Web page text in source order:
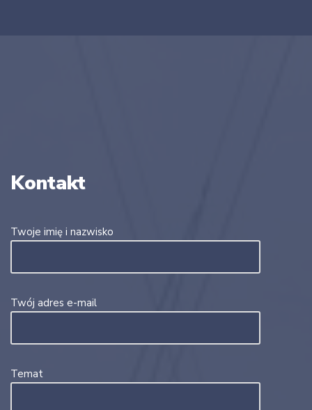
Kontakt
Twoje imię i nazwisko
Twój adres e-mail
Temat